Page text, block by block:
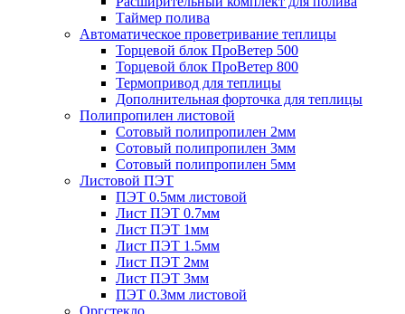
Таймер полива
Автоматическое проветривание теплицы
Торцевой блок ПроВетер 500
Торцевой блок ПроВетер 800
Термопривод для теплицы
Дополнительная форточка для теплицы
Полипропилен листовой
Сотовый полипропилен 2мм
Сотовый полипропилен 3мм
Сотовый полипропилен 5мм
Листовой ПЭТ
ПЭТ 0.5мм листовой
Лист ПЭТ 0.7мм
Лист ПЭТ 1мм
Лист ПЭТ 1.5мм
Лист ПЭТ 2мм
Лист ПЭТ 3мм
ПЭТ 0.3мм листовой
Оргстекло